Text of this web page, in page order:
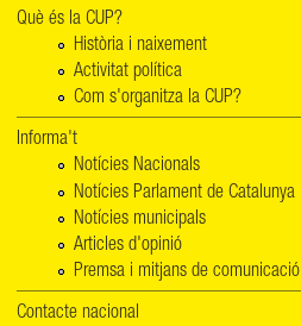
Què és la CUP?
Història i naixement
Activitat política
Com s'organitza la CUP?
Informa't
Notícies Nacionals
Notícies Parlament de Catalunya
Notícies municipals
Articles d'opinió
Premsa i mitjans de comunicació
Contacte nacional